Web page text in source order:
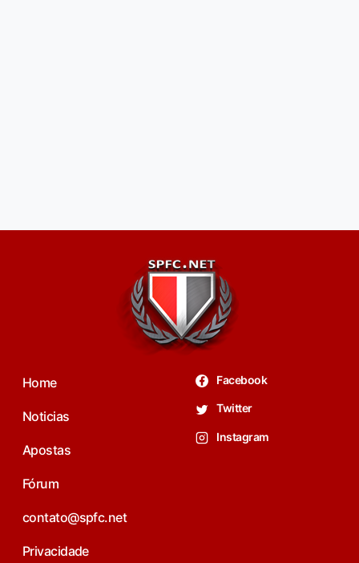
Home
Noticias
Apostas
Fórum
contato@spfc.net
Privacidade
Facebook
Twitter
Instagram